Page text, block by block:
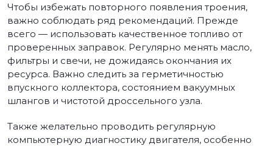
Чтобы избежать повторного появления троения,
важно соблюдать ряд рекомендаций. Прежде
всего — использовать качественное топливо от
проверенных заправок. Регулярно менять масло,
фильтры и свечи, не дожидаясь окончания их
ресурса. Важно следить за герметичностью
впускного коллектора, состоянием вакуумных
шлангов и чистотой дроссельного узла.
Также желательно проводить регулярную
компьютерную диагностику двигателя, особенно